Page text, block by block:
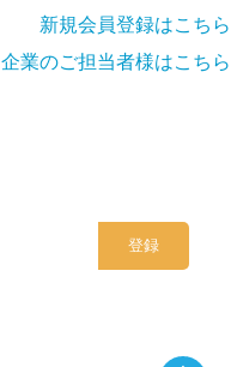
新規会員登録はこちら
企業のご担当者様はこちら